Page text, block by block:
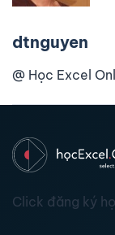
dtnguyen
@ Học Excel
Click đăng ký